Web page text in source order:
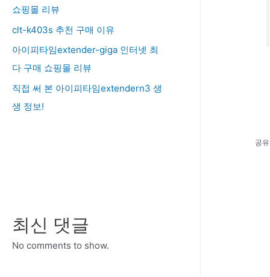
쇼핑몰 리뷰
clt-k403s 추천 구매 이유
아이피타임extender-giga 인터넷 최
다 구매 쇼핑몰 리뷰
직접 써 본 아이피타임extendern3 생
생 정보!
최신 댓글
No comments to show.
공